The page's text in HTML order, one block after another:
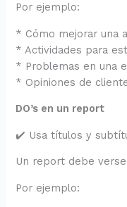
Por ejemplo:
* Cómo mejorar una
* Actividades para
* Problemas en una
* Opiniones de
DO’s en un report
✔️ Usa títulos y
Un report debe
Por ejemplo: